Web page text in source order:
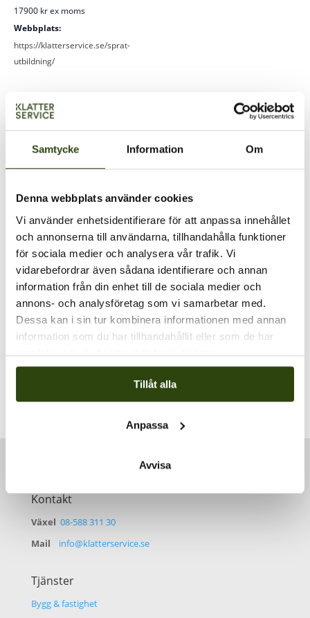
Samtycke Information Om
Denna webbplats använder cookies
Vi använder enhetsidentifierare för att anpassa innehållet
och annonserna till användarna, tillhandahålla funktioner
för sociala medier och analysera vår trafik. Vi
vidarebefordrar även sådana identifierare och annan
information från din enhet till de sociala medier och
annons- och analysföretag som vi samarbetar med.
Dessa kan i sin tur kombinera informationen med annan
information som du har tillhandahållit eller som de har
samlat in när du har använt deras tjänster.
Tillåt alla
Anpassa
Avvisa
17900 kr ex moms
Webbplats:
https://klatterservice.se/sprat-
utbildning/
PLATS
Klätterservice Training Center
Svarvarvägen 26
Actsafe ACX/PMX, 2 dagar Fallskyddsutbildning + räddning, 2 dagar
Kontakt
Växel 08-588 311 30
Mail info@klatterservice.se
Tjänster
Bygg & fastighet